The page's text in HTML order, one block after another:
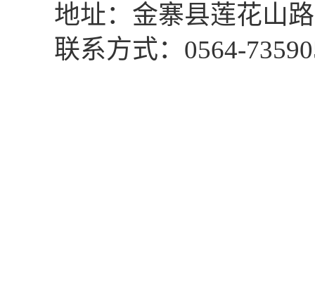
地址：金寨县莲花山
联系方式： 0564-